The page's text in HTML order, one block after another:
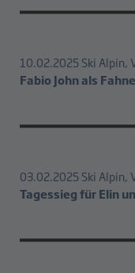
10.02.2025 Ski Alpin,
Fabio John als
03.02.2025 Ski Alpin,
Tagessieg für Elin